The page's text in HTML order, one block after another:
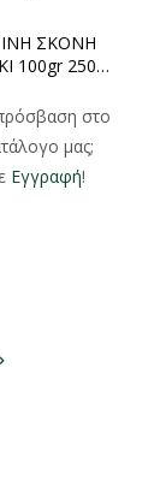
ΣΚΟΝΗ
100gr 250gr
στο
μας;
Εγγραφή!